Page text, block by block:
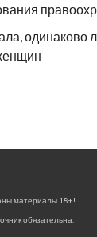
одинаково
материалы 18+!
обязательна.